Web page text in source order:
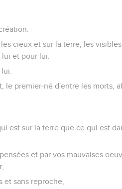
cieux et sur la terre, les
et pour lui.
le premier-né d'entre les morts,
est sur la terre que ce qui est
et par vos mauvaises
sans reproche,